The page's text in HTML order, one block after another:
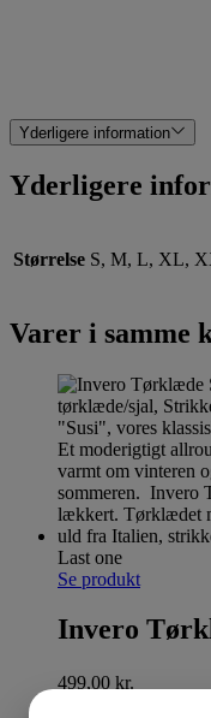
Yderligere information
Yderligere
Størrelse S, M, L, XL,
Varer i samme
Last one
Se produkt
Invero
499,00 kr.